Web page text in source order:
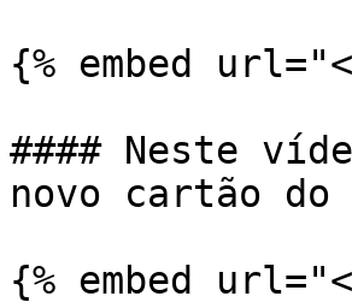
{% embed
#### Neste
novo cartão do
{% embed